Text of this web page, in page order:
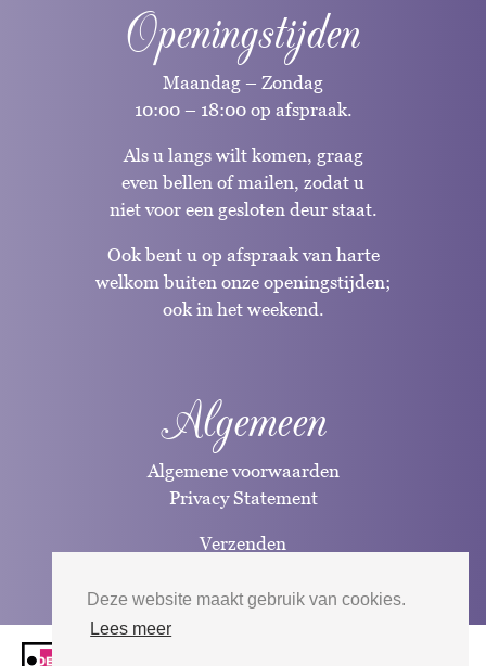
Deze website maakt gebruik van cookies.
Lees meer
Openingstijden
Maandag – Zondag
10:00 – 18:00 op afspraak.
Als u langs wilt komen, graag
even bellen of mailen, zodat u
niet voor een gesloten deur staat.
Ook bent u op afspraak van harte
welkom buiten onze openingstijden;
ook in het weekend.
Algemeen
Algemene voorwaarden
Privacy Statement
Verzenden